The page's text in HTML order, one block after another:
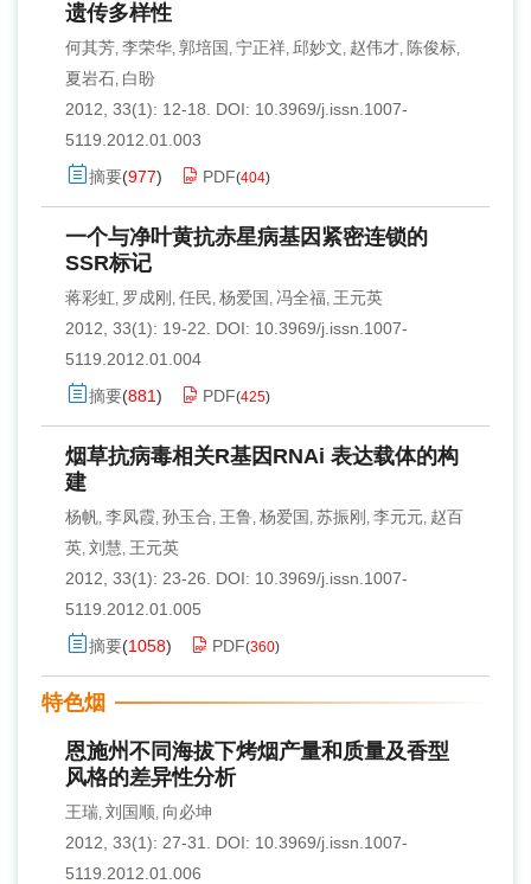
遗传多样性
何其芳, 李荣华, 郭培国 , 宁正祥, 邱妙文, 赵伟才, 陈俊标,
夏岩石, 白盼
2012, 33(1): 12-18.
DOI: 10.3969/j.issn.1007-
5119.2012.01.003
摘要(977) PDF(404)
一个与净叶黄抗赤星病基因紧密连锁的
SSR标记
蒋彩虹, 罗成刚 , 任民, 杨爱国 , 冯全福, 王元英
2012, 33(1): 19-22.
DOI: 10.3969/j.issn.1007-
5119.2012.01.004
摘要(881) PDF(425)
烟草抗病毒相关R基因RNAi 表达载体的构
建
杨帆, 李凤霞, 孙玉合, 王鲁, 杨爱国 , 苏振刚 , 李元元, 赵百
英, 刘慧, 王元英
2012, 33(1): 23-26.
DOI: 10.3969/j.issn.1007-
5119.2012.01.005
摘要(1058) PDF(360)
特色烟
恩施州不同海拔下烤烟产量和质量及香型
风格的差异性分析
王瑞, 刘国顺, 向必坤
2012, 33(1): 27-31.
DOI: 10.3969/j.issn.1007-
5119.2012.01.006